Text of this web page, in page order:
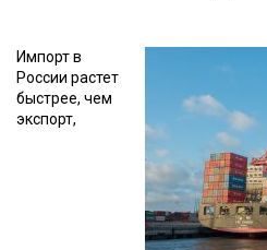
Культура
Lifestyle
Импорт в
России растет
быстрее, чем
экспорт,